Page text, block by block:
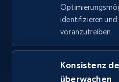
TikTok Shop - category
URL, Title, Available,
price, Final price, Discount
identifizieren
voranzutreiben.
Konsistenz
überwachen